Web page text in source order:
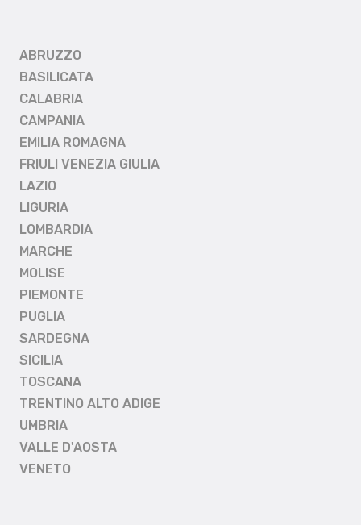
ABRUZZO
BASILICATA
CALABRIA
CAMPANIA
EMILIA ROMAGNA
FRIULI VENEZIA GIULIA
LAZIO
LIGURIA
LOMBARDIA
MARCHE
MOLISE
PIEMONTE
PUGLIA
SARDEGNA
SICILIA
TOSCANA
TRENTINO ALTO ADIGE
UMBRIA
VALLE D'AOSTA
VENETO